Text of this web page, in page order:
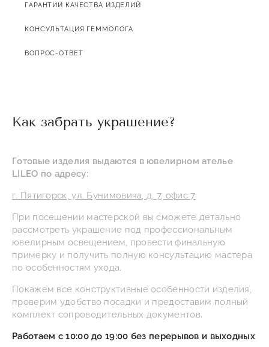
ГАРАНТИИ КАЧЕСТВА ИЗДЕЛИЙ
КОНСУЛЬТАЦИЯ ГЕММОЛОГА
ВОПРОС-ОТВЕТ
Как забрать украшение?
Готовые изделия выдаются в ювелирном ателье
LILEO по адресу:
г. Пятигорск, ул. Бунимовича, д. 7, офис 7
При посещении мастерской вы сможете детально
рассмотреть украшение под профессиональным
ювелирным освещением, провести финальную
примерку и получить полную консультацию мастера
по особенностям ухода.
Покажем все конструктивные особенности изделия,
проверим удобство посадки и предоставим полный
комплект сопроводительных документов.
Работаем с 10:00 до 19:00 без перерывов и выходных